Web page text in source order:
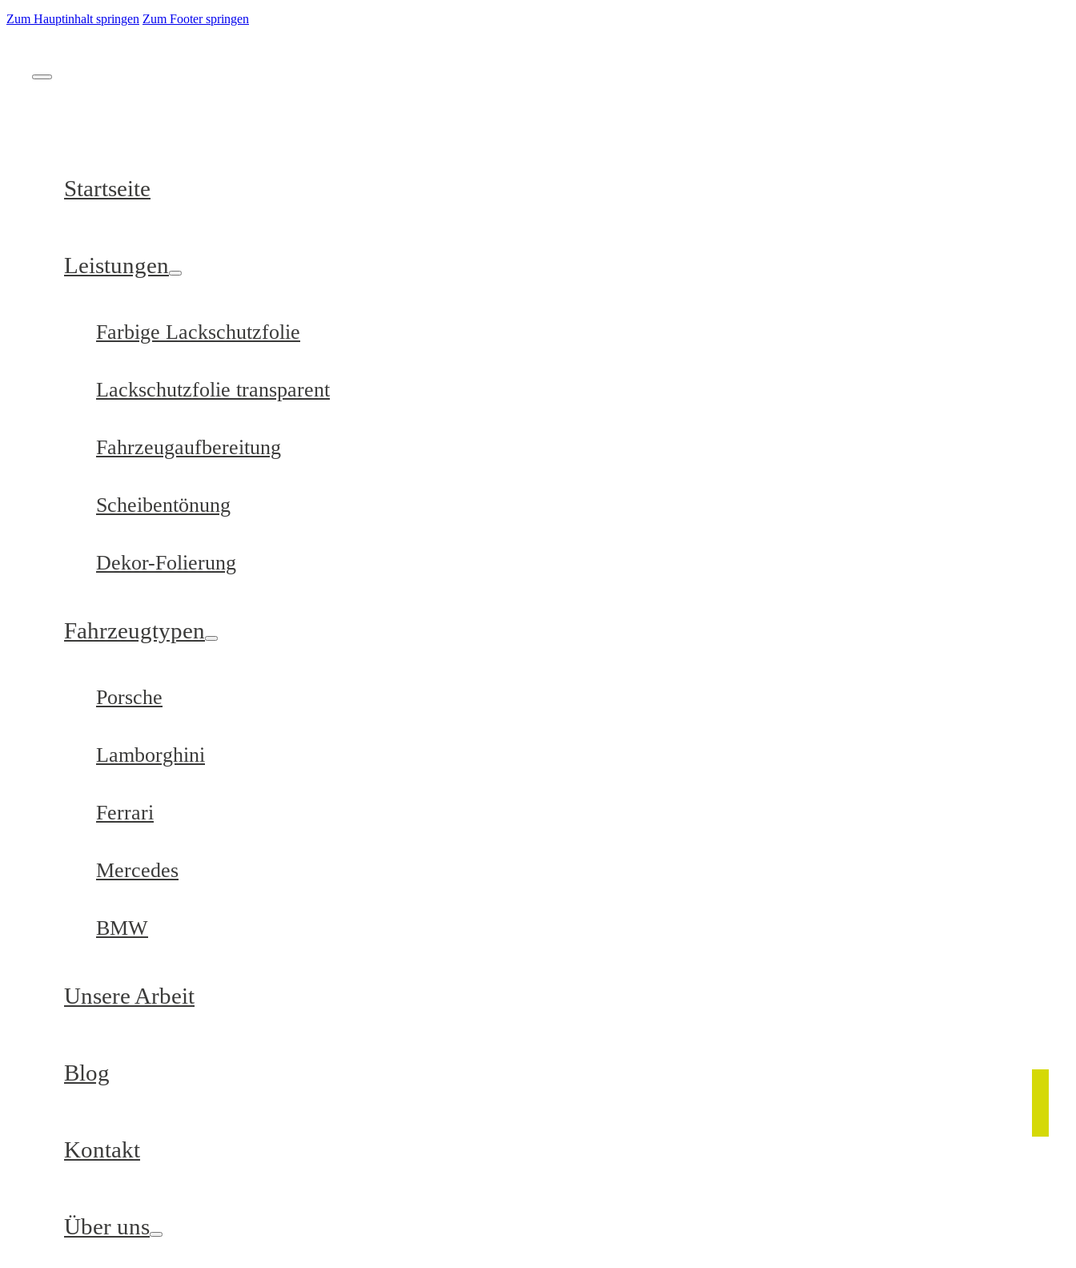
Zum Hauptinhalt springen Zum Footer springen
Startseite
Leistungen
Farbige Lackschutzfolie
Lackschutzfolie transparent
Fahrzeugaufbereitung
Scheibentönung
Dekor-Folierung
Fahrzeugtypen
Porsche
Lamborghini
Ferrari
Mercedes
BMW
Unsere Arbeit
Blog
Kontakt
Über uns